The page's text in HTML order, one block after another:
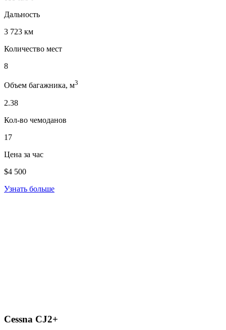
Дальность
3 723 км
Количество мест
8
Объем багажника, м3
2.38
Кол-во чемоданов
17
Цена за час
$4 500
Узнать больше
Cessna CJ2+